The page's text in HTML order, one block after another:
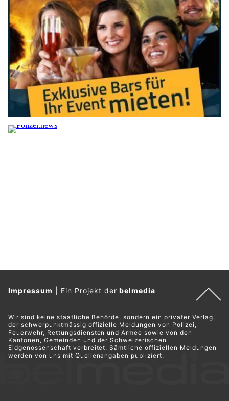
Impressum Ein Projekt derbelmedia
Wir sind keine staatliche Behörde, sondern ein privater Verlag,
der schwerpunktmässig offizielle Meldungen von Polizei,
Feuerwehr, Rettungsdiensten und Armee sowie von den
Kantonen, Gemeinden und der Schweizerischen
Eidgenossenschaft verbreitet. Sämtliche offiziellen Meldungen
werden von uns mit Quellenangaben publiziert.